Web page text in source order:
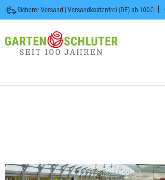
Zur Hauptnavigation springen
Sicherer Versand | Versandkostenfrei (DE) ab 100€